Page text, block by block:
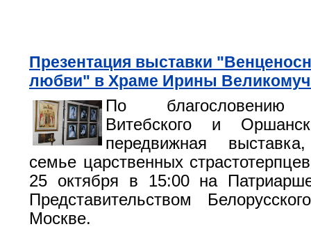
Презентация выставки
любви" в Храме Ирины
По благословению
Витебского и
передвижная
семье царственных
25 октября в 15:00 на
Представительством
Москве.